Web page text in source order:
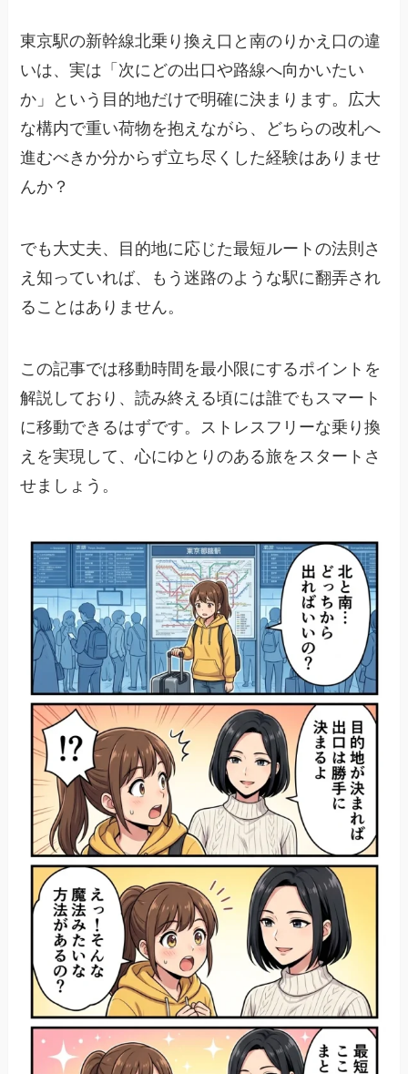
東京駅の新幹線北乗り換え口と南のりかえ口の違
いは、実は「次にどの出口や路線へ向かいたい
か」という目的地だけで明確に決まります。広大
な構内で重い荷物を抱えながら、どちらの改札へ
進むべきか分からず立ち尽くした経験はありませ
んか？
でも大丈夫、目的地に応じた最短ルートの法則さ
え知っていれば、もう迷路のような駅に翻弄され
ることはありません。
この記事では移動時間を最小限にするポイントを
解説しており、読み終える頃には誰でもスマート
に移動できるはずです。ストレスフリーな乗り換
えを実現して、心にゆとりのある旅をスタートさ
せましょう。